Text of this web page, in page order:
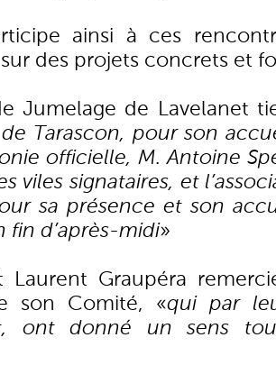
ainsi à ces
des projets concrets et
Jumelage de Lavelanet
Tarascon, pour son
officielle, M. Antoine
viles signataires, et
sa présence et son
fin d’après-midi»
Laurent Graupéra
son Comité, «qui par
ont donné un sens